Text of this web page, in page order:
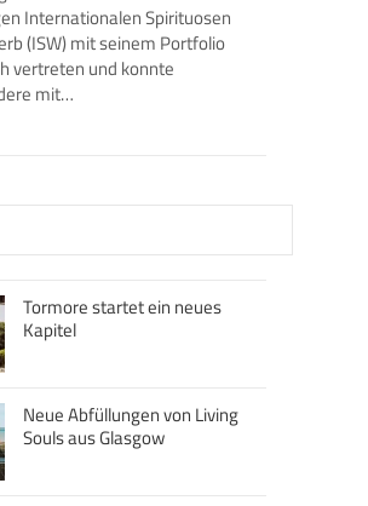
Internationalen Spirituosen
(ISW) mit seinem Portfolio
vertreten und konnte
mit…
Tormore startet ein neues
Kapitel
Neue Abfüllungen von Living
Souls aus Glasgow